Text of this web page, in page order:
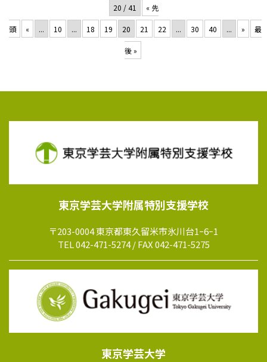
20 / 41 « 先
頭 « ... 10 ... 18 19 20 21 22 ... 30 40 ... » 最
後 »
東京学芸大学附属特別支援学校
〒203-0004 東京都東久留米市氷川台1ｰ6ｰ1
TEL 042-471-5274 / FAX 042-471-5275
東京学芸大学